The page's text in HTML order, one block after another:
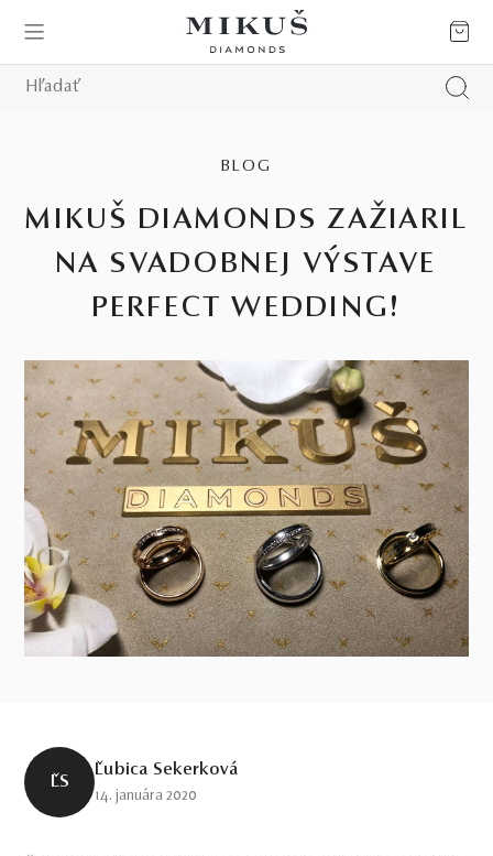
BLOG
MIKUŠ DIAMONDS ZAŽIARIL
NA SVADOBNEJ VÝSTAVE
PERFECT WEDDING!
ĽS
Ľubica Sekerková
14. januára 2020